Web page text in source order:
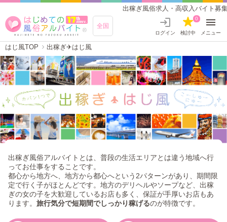
出稼ぎ風俗求人・高収入バイト募集【はじめての
全国
ログイン 検討中
0
メニュー
はじ風TOP 出稼ぎ✈はじ風
出稼ぎ風俗アルバイトとは、普段の生活エリアとは違う地域へ行
ってお仕事をすることです。
都心から地方へ、地方から都心へという2パターンがあり、期間限
定で行く子がほとんどです。地方のデリヘルやソープなど、出稼
ぎの女の子を大歓迎しているお店も多く、保証が手厚いお店もあ
ります。 旅行気分で短期間でしっかり稼げるのが特徴です。